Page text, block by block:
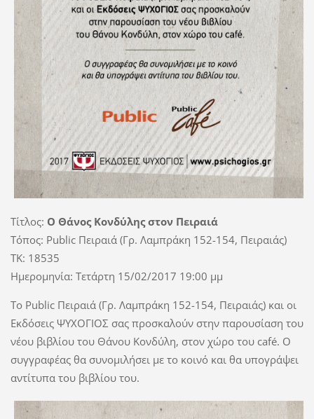
Τίτλος: Ο Θάνος Κονδύλης στον Πειραιά
Τόπος: Public Πειραιά (Γρ. Λαμπράκη 152-154, Πειραιάς)
TK: 18535
Ημερομηνία: Τετάρτη 15/02/2017 19:00 μμ
Το Public Πειραιά (Γρ. Λαμπράκη 152-154, Πειραιάς) και οι
Εκδόσεις ΨΥΧΟΓΙΟΣ σας προσκαλούν στην παρουσίαση του
νέου βιβλίου του Θάνου Κονδύλη, στον χώρο του café. Ο
συγγραφέας θα συνομιλήσει με το κοινό και θα υπογράψει
αντίτυπα του βιβλίου του.